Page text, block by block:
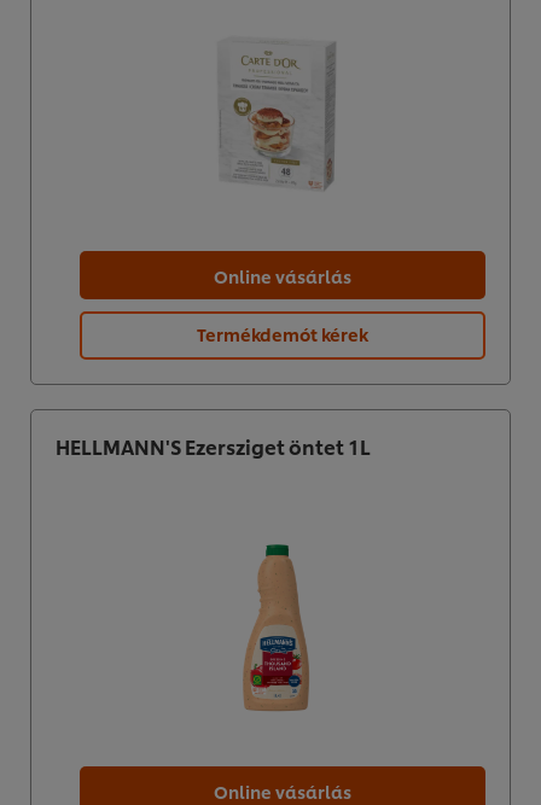
Online vásárlás
Termékdemót kérek
HELLMANN'S Ezersziget öntet 1L
Online vásárlás